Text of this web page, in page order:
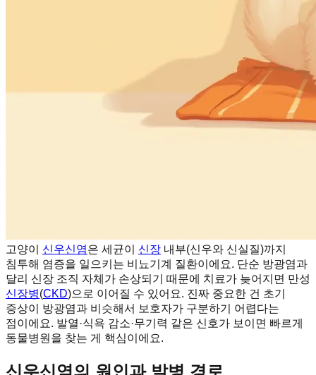
고양이 신우신염은 세균이 신장 내부(신우와 신실질)까지
침투해 염증을 일으키는 비뇨기계 질환이에요. 단순 방광염과
달리 신장 조직 자체가 손상되기 때문에 치료가 늦어지면 만성
신장병(CKD)으로 이어질 수 있어요. 진짜 중요한 건 초기
증상이 방광염과 비슷해서 보호자가 구분하기 어렵다는
점이에요. 발열·식욕 감소·무기력 같은 신호가 보이면 빠르게
동물병원을 찾는 게 핵심이에요.
신우신염의 원인과 발병 경로